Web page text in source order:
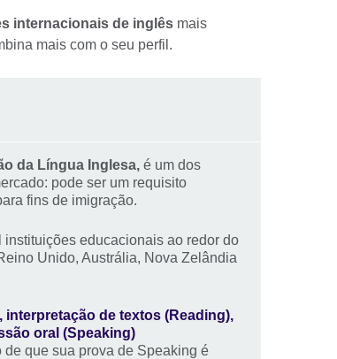
internacionais de inglês mais
mais com o seu perfil.
da Língua Inglesa, é um dos
pode ser um requisito
fins de imigração.
educacionais ao redor do
Unido, Austrália, Nova Zelândia
de textos (Reading),
oral (Speaking)
que sua prova de Speaking é